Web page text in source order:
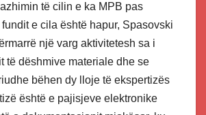
të cilin e ka MPB pas
e cila është hapur, Spasovski
një varg aktivitetesh sa i
të dëshmive materiale dhe se
bëhen dy lloje të ekspertizës
është e pajisjeve elektronike